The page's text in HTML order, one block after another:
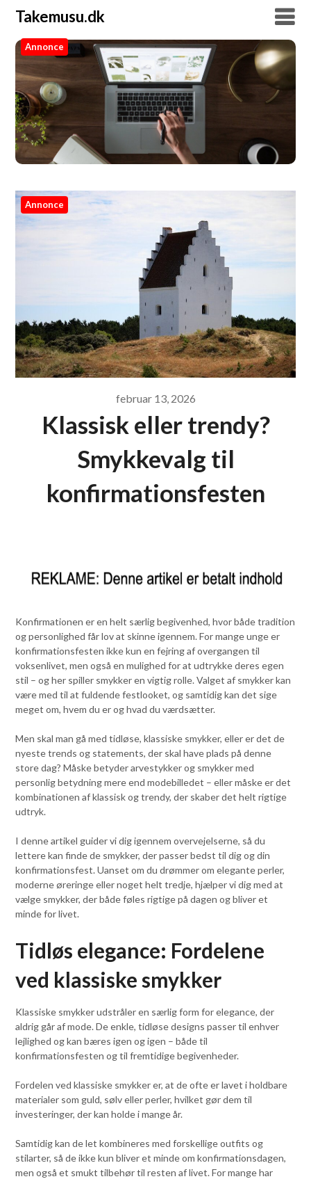
Takemusu.dk
Takemusu.dk
Annonce
Annonce
februar 13, 2026
Klassisk eller trendy?
Smykkevalg til
konfirmationsfesten
Konfirmationen er en helt særlig begivenhed, hvor både tradition
og personlighed får lov at skinne igennem. For mange unge er
konfirmationsfesten ikke kun en fejring af overgangen til
voksenlivet, men også en mulighed for at udtrykke deres egen
stil – og her spiller smykker en vigtig rolle. Valget af smykker kan
være med til at fuldende festlooket, og samtidig kan det sige
meget om, hvem du er og hvad du værdsætter.
Men skal man gå med tidløse, klassiske smykker, eller er det de
nyeste trends og statements, der skal have plads på denne
store dag? Måske betyder arvestykker og smykker med
personlig betydning mere end modebilledet – eller måske er det
kombinationen af klassisk og trendy, der skaber det helt rigtige
udtryk.
I denne artikel guider vi dig igennem overvejelserne, så du
lettere kan finde de smykker, der passer bedst til dig og din
konfirmationsfest. Uanset om du drømmer om elegante perler,
moderne øreringe eller noget helt tredje, hjælper vi dig med at
vælge smykker, der både føles rigtige på dagen og bliver et
minde for livet.
Tidløs elegance: Fordelene
ved klassiske smykker
Klassiske smykker udstråler en særlig form for elegance, der
aldrig går af mode. De enkle, tidløse designs passer til enhver
lejlighed og kan bæres igen og igen – både til
konfirmationsfesten og til fremtidige begivenheder.
Fordelen ved klassiske smykker er, at de ofte er lavet i holdbare
materialer som guld, sølv eller perler, hvilket gør dem til
investeringer, der kan holde i mange år.
Samtidig kan de let kombineres med forskellige outfits og
stilarter, så de ikke kun bliver et minde om konfirmationsdagen,
men også et smukt tilbehør til resten af livet. For mange har